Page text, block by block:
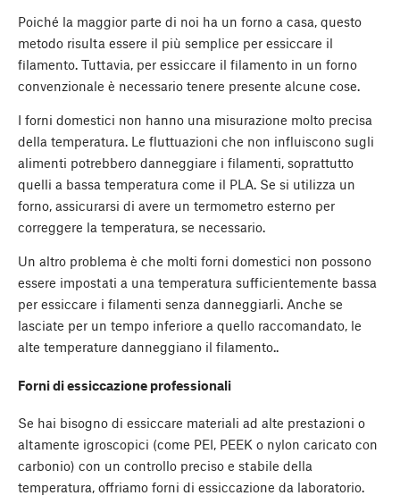
Poiché la maggior parte di noi ha un forno a casa, questo
metodo risulta essere il più semplice per essiccare il
filamento. Tuttavia, per essiccare il filamento in un forno
convenzionale è necessario tenere presente alcune cose.
I forni domestici non hanno una misurazione molto precisa
della temperatura. Le fluttuazioni che non influiscono sugli
alimenti potrebbero danneggiare i filamenti, soprattutto
quelli a bassa temperatura come il PLA. Se si utilizza un
forno, assicurarsi di avere un termometro esterno per
correggere la temperatura, se necessario.
Un altro problema è che molti forni domestici non possono
essere impostati a una temperatura sufficientemente bassa
per essiccare i filamenti senza danneggiarli. Anche se
lasciate per un tempo inferiore a quello raccomandato, le
alte temperature danneggiano il filamento..
Forni di essiccazione professionali
Se hai bisogno di essiccare materiali ad alte prestazioni o
altamente igroscopici (come PEI, PEEK o nylon caricato con
carbonio) con un controllo preciso e stabile della
temperatura, offriamo forni di essiccazione da laboratorio.